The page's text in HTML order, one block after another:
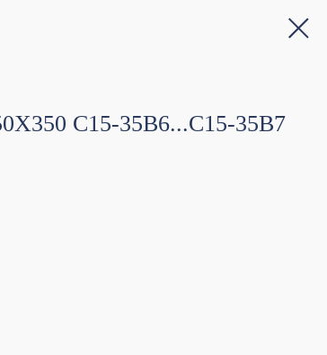
С15-35В6...С15-35В7